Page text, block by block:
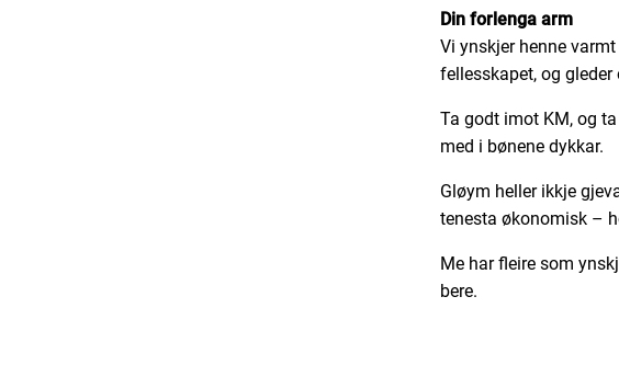
Din forlenga arm
Vi ynskjer henne
fellesskapet, og
Ta godt imot KM, og
med i bønene dykkar.
Gløym heller ikkje
tenesta økonomisk –
Me har fleire som
bere.